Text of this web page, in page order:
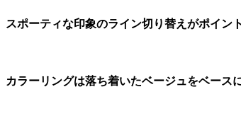
スポーティな印象のライン切り替えがポイン
カラーリングは落ち着いたベージュをベース